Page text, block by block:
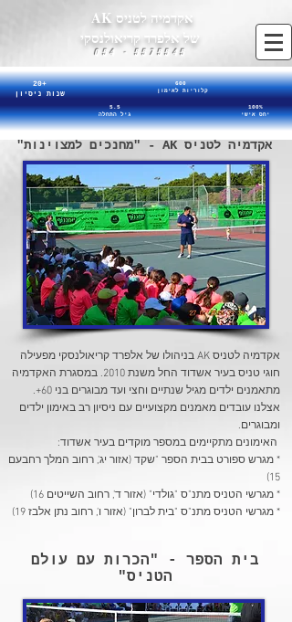
אקדמיה לטניס AK
של אלפרד קריאולנסקי
5575545 - 054
20+
שנות ניסיון
600
קלוריות לאימון
5.5
גיל התחלה
100%
יחס אישי
אקדמיה לטניס AK - "מחנכים למצוינות"
אקדמיה לטניס AK בניהולו של אלפרד קריאולנסקי מפעילה
חוגי טניס בעיר אשדוד החל משנת 2010. במסגרת האקדמיה
מתאמנים ילדים מגיל שנתיים וחצי ועד מבוגרים בני 60+.
אצלנו עובדים מאמנים מקצועיים עם ניסיון רב באימון ילדים
ומבוגרים.
האימונים מתקיימים במספר מוקדים בעיר אשדוד:
* מגרש ספורט בבית הספר "שקד (אזור יג', רחוב המלך רחבעם
15)
* מגרשי הטניס מתנ"ס "גולדי" (אזור ד', רחוב השייטים 16)
* מגרשי הטניס מתנ"ס "בית לברון" (אזור ו', רחוב נתן אלבז 19)
בית הספר - "הכרות עם עולם
הטניס"